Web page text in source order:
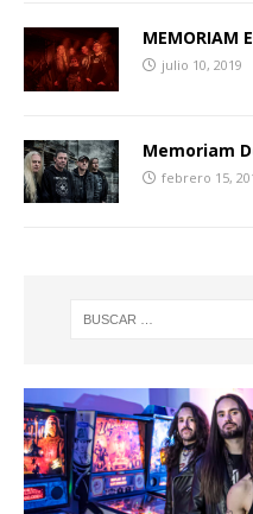
MEMORIAM
julio 10, 2019
Memoriam
febrero 15,